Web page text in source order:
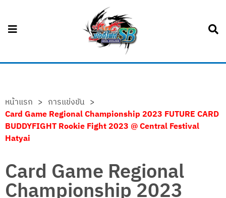
หน้าแรก > การแข่งขัน >
Card Game Regional Championship 2023 FUTURE CARD
BUDDYFIGHT Rookie Fight 2023 @ Central Festival
Hatyai
Card Game Regional
Championship 2023